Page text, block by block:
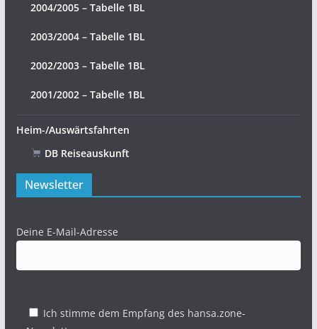
2004/2005 – Tabelle 1BL
2003/2004 – Tabelle 1BL
2002/2003 – Tabelle 1BL
2001/2002 – Tabelle 1BL
Heim-/Auswärtsfahrten
DB Reiseauskunft
Newsletter
Deine E-Mail-Adresse
Ich stimme dem Empfang des hansa.zone-